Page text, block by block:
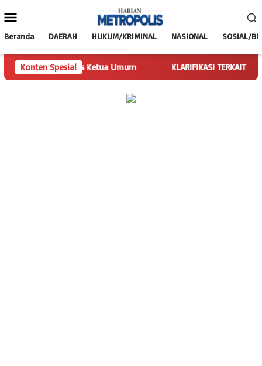
ke
Mobile
Beranda DAERAH HUKUM/KRIMINAL NASIONAL SOSIAL/
Konten Spesial
Jalankan Tugas Ketua Umum KLARIFIKASI TERKAIT